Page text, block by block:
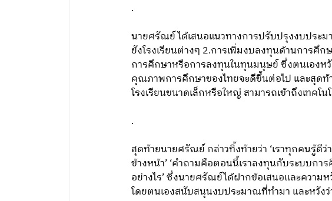
.
นายศรัณย์ ได้เสนอแนวทางการปรับปรุงงบปร
ยังโรงเรียนต่างๆ 2.การเพิ่มงบลงทุนด้านการศึ
การศึกษาหรือการลงทุนในทุนมนุษย์ ซึ่งตนเองห
คุณภาพการศึกษาของไทยจะดีขึ้นต่อไป และสุดท้
โรงเรียนขนาดเล็กหรือใหญ่ สามารถเข้าถึงเทคโ
.
สุดท้ายนายศรัณย์ กล่าวทิ้งท้ายว่า ‘เราทุกคนรู้
ข้างหน้า’ ‘คำถามคือตอนนี้เราลงทุนกับระบบกา
อย่างไร’ ซึ่งนายศรัณย์ได้ฝากข้อเสนอและควา
โดยตนเองสนับสนุนงบประมาณที่ทำมา และหวัง